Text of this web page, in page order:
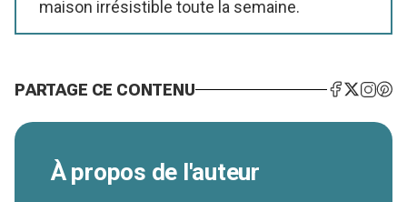
maison irrésistible toute la semaine.
PARTAGE CE CONTENU
À propos de l'auteur